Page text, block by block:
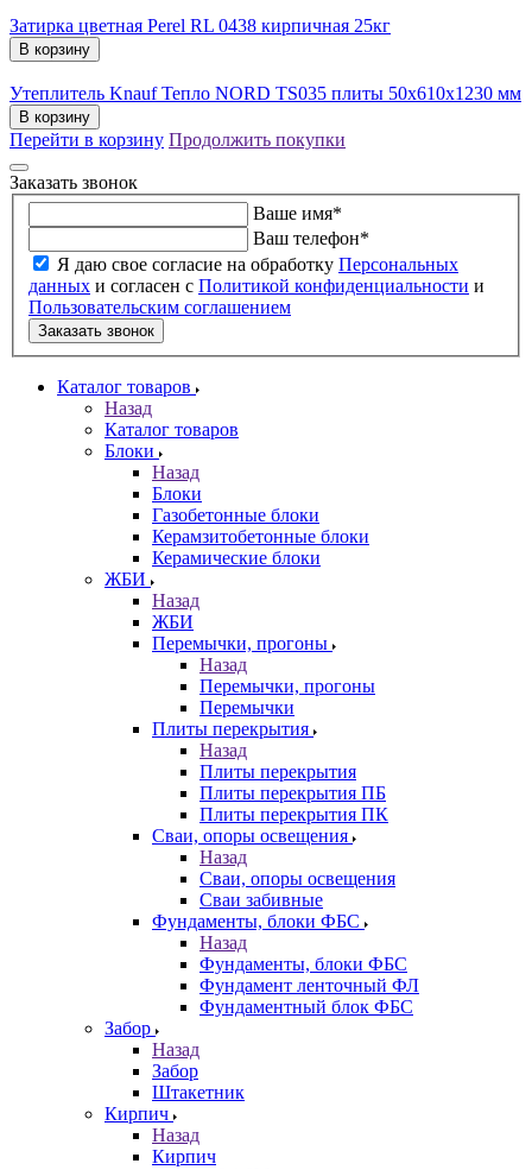
Затирка цветная Perel RL 0438 кирпичная 25кг
В корзину
Утеплитель Knauf Тепло NORD TS035 плиты 50х610х1230 мм
В корзину
Перейти в корзину Продолжить покупки
Заказать звонок
Ваше имя*
Ваш телефон*
Я даю свое согласие на обработку Персональных
данных и согласен с Политикой конфиденциальности и
Пользовательским соглашением
Заказать звонок
Каталог товаров
Назад
Каталог товаров
Блоки
Назад
Блоки
Газобетонные блоки
Керамзитобетонные блоки
Керамические блоки
ЖБИ
Назад
ЖБИ
Перемычки, прогоны
Назад
Перемычки, прогоны
Перемычки
Плиты перекрытия
Назад
Плиты перекрытия
Плиты перекрытия ПБ
Плиты перекрытия ПК
Сваи, опоры освещения
Назад
Сваи, опоры освещения
Сваи забивные
Фундаменты, блоки ФБС
Назад
Фундаменты, блоки ФБС
Фундамент ленточный ФЛ
Фундаментный блок ФБС
Забор
Назад
Забор
Штакетник
Кирпич
Назад
Кирпич